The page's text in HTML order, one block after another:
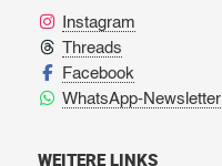
Instagram
Threads
Facebook
WhatsApp-Newsletter
WEITERE LINKS